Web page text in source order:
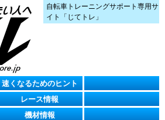
自転車トレーニングサポート専用サ
イト「じてトレ」
速くなるためのヒント
レース情報
機材情報